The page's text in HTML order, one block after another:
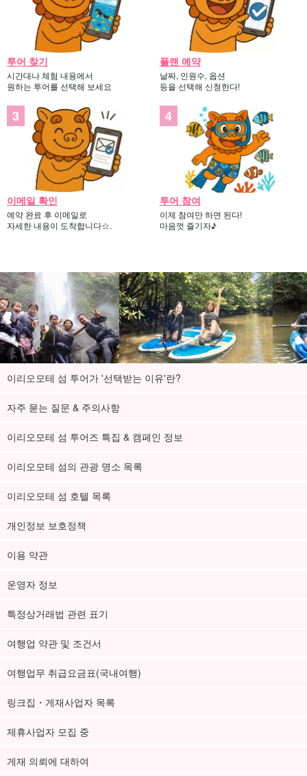
사진 데이터 무료 증정
투어 중 가이드가 여러분의 사진을 찍고, 데이터를 무료로 증정해 드
립니다.
가이드의 든든한 지원
가이드는 모두 수난구조대원 자격를 보유하고 있습니다. 천천히 친
없이 참여하실 수 있습니다!
투어 찾기
시간대나 체험 내용에서
원하는 투어를 선택해 보세요
플랜 예약
날짜, 인원수, 옵션
등을 선택해 신청한다!
이메일 확인
예약 완료 후 이메일로
자세한 내용이 도착합니다☆.
투어 참여
이제 참여만 하면 된다!
마음껏 즐기자♪
이리오모테 섬 투어가 '선택받는 이유'란?
자주 묻는 질문 & 주의사항
이리오모테 섬 투어즈 특집 & 캠페인 정보
이리오모테 섬의 관광 명소 목록
이리오모테 섬 호텔 목록
개인정보 보호정책
이용 약관
운영자 정보
특정상거래법 관련 표기
여행업 약관 및 조건서
여행업무 취급요금표(국내여행)
링크집・게재사업자 목록
제휴사업자 모집 중
게재 의뢰에 대하여